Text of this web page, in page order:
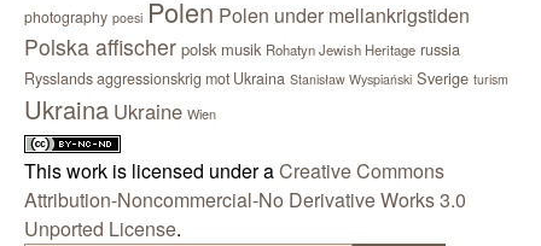
photography poesi Polen Polen under mellankrigstiden
Polska affischer polsk musik Rohatyn Jewish Heritage russia
Rysslands aggressionskrig mot Ukraina Stanisław Wyspiański Sverige turism
Ukraina Ukraine Wien
This work is licensed under aCreative Commons
Attribution-Noncommercial-No Derivative Works 3.0
Unported License.